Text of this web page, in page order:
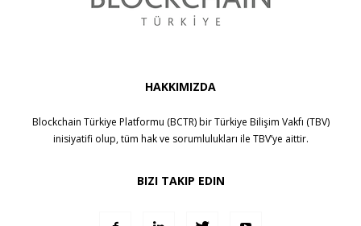
HAKKIMIZDA
Blockchain Türkiye Platformu (BCTR) birTürkiye Bilişim Vakfı (TBV)
inisiyatifi olup, tüm hak ve sorumlulukları ile TBV’ye aittir.
BIZI TAKIP EDIN